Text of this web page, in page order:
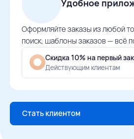
Удобное
Оформляйте заказы из любой
поиск, шаблоны заказов — всё
Скидка 10% на первый
Действующим клиентам
Стать клиентом